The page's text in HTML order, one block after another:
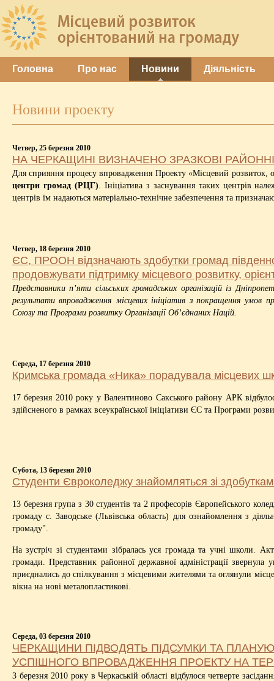
Головна Про нас Новини Діяльність
Новини проекту
Четвер, 25 березня 2010
НА ЧЕРКАЩИНІ ВИЗНАЧЕНО ЗРАЗКОВІ
Для сприяння процесу впровадження Проекту «Місцевий розвиток,
центри громад (РЦГ) . Ініціатива з заснування таких центрів
центрів їм надаються матеріально-технічне забезпечення та
Четвер, 18 березня 2010
ЄС, ПРООН відзначають здобутки громад
продовжувати підтримку місцевого розвитку,
Представники п’яти сільських громадських організацій із
результати впровадження місцевих ініціатив з покращення умов
Союзу та Програми розвитку Організації Об’єднаних Націй.
Середа, 17 березня 2010
Кримська громада «Ника» порадувала місцевих
17 березня 2010 року у Валентиново Сакського району АРК
здійсненого в рамках всеукраїнської ініціативи ЄС та Програми
Субота, 13 березня 2010
Студенти Євроколеджу знайомляться зі
13 березня група з 30 студентів та 2 професорів Європейського
громаду с. Заводське (Львівська область) для ознайомлення з
громаду".
На зустріч зі студентами зібралась уся громада та учні школи.
громади. Представник районної державної адміністрації
приєднались до спілкування з місцевими жителями та оглянули
вікна на нові металопластикові.
Середа, 03 березня 2010
ЧЕРКАЩИНИ ПІДВОДЯТЬ ПІДСУМКИ ТА
УСПІШНОГО ВПРОВАДЖЕННЯ ПРОЕКТУ НА
3 березня 2010 року в Черкаській області відбулося четверте